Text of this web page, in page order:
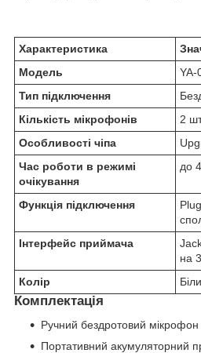
Характеристика
Модель
YA-
Тип підключення
Кількість мікрофонів
2
Особливості чіпа
Час роботи в режимі
очікування
до
Функція підключення
Інтерфейс приймача
на
Колір
Комплектація
Ручний бездротовий
Портативний акумуляторний